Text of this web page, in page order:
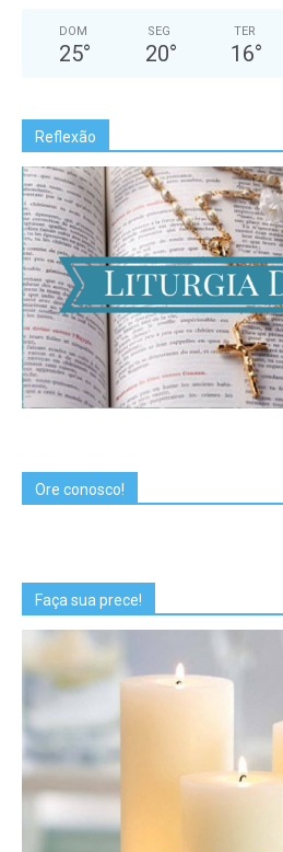
DOM
25°
SEG
20°
TER
16°
Reflexão
Ore conosco!
Faça sua prece!